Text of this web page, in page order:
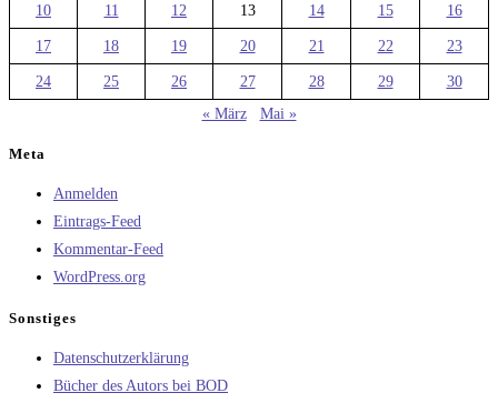
10 11 12 13 14 15 16
17 18 19 20 21 22 23
24 25 26 27 28 29
30
« März
Mai »
Meta
Anmelden
Eintrags-Feed
Kommentar-Feed
WordPress.org
Sonstiges
Datenschutzerklärung
Bücher des Autors bei BOD